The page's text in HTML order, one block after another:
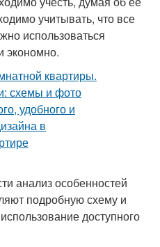
учитывать, что все
использоваться
экономно.
анализ особенностей
подробную схему и
доступного